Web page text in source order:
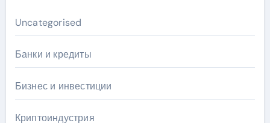
Uncategorised
Банки и кредиты
Бизнес и инвестиции
Криптоиндустрия